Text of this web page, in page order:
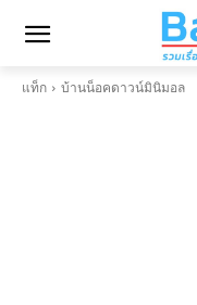
แท็ก บ้านน็อคดาวน์มินิมอล